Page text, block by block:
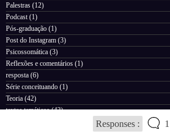
Responses : 1
Palestras (12)
Podcast (1)
Pós-graduação (1)
Post do Instagram (3)
Psicossomática (3)
Reflexões e comentários (1)
resposta (6)
Série conceituando (1)
Teoria (42)
textos temáticos(42)